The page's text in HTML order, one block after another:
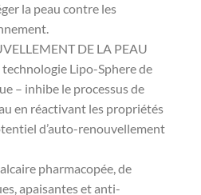
la peau contre les
DE LA PEAU
Lipo-Sphere de
– inhibe le processus de
en réactivant les propriétés
d’auto-renouvellement
pharmacopée, de
apaisantes et anti-